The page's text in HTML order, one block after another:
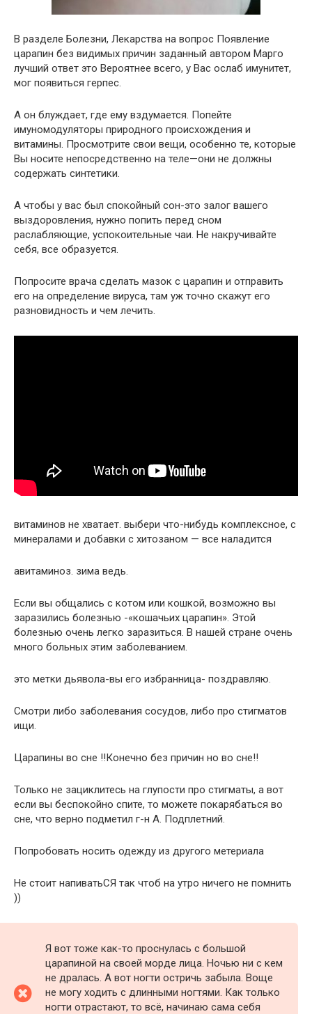
В разделе Болезни, Лекарства на вопрос Появление
царапин без видимых причин заданный автором Марго
лучший ответ это Вероятнее всего, у Вас ослаб имунитет,
мог появиться герпес.
А он блуждает, где ему вздумается. Попейте
имуномодуляторы природного происхождения и
витамины. Просмотрите свои вещи, особенно те, которые
Вы носите непосредственно на теле—они не должны
содержать синтетики.
А чтобы у вас был спокойный сон-это залог вашего
выздоровления, нужно попить перед сном
раслабляющие, успокоительные чаи. Не накручивайте
себя, все образуется.
Попросите врача сделать мазок с царапин и отправить
его на определение вируса, там уж точно скажут его
разновидность и чем лечить.
витаминов не хватает. выбери что-нибудь комплексное, с
минералами и добавки с хитозаном — все наладится
авитаминоз. зима ведь.
Если вы общались с котом или кошкой, возможно вы
заразились болезнью -«кошачьих царапин». Этой
болезнью очень легко заразиться. В нашей стране очень
много больных этим заболеванием.
это метки дьявола-вы его избранница- поздравляю.
Смотри либо заболевания сосудов, либо про стигматов
ищи.
Царапины во сне !!Конечно без причин но во сне!!
Только не зациклитесь на глупости про стигматы, а вот
если вы беспокойно спите, то можете покарябаться во
сне, что верно подметил г-н А. Подплетний.
Попробовать носить одежду из другого метериала
Не стоит напиватьСЯ так чтоб на утро ничего не помнить
))
Я вот тоже как-то проснулась с большой
царапиной на своей морде лица. Ночью ни с кем
не дралась. А вот ногти остричь забыла. Воще
не могу ходить с длинными ногтями. Как только
ногти отрастают, то всё, начинаю сама себя